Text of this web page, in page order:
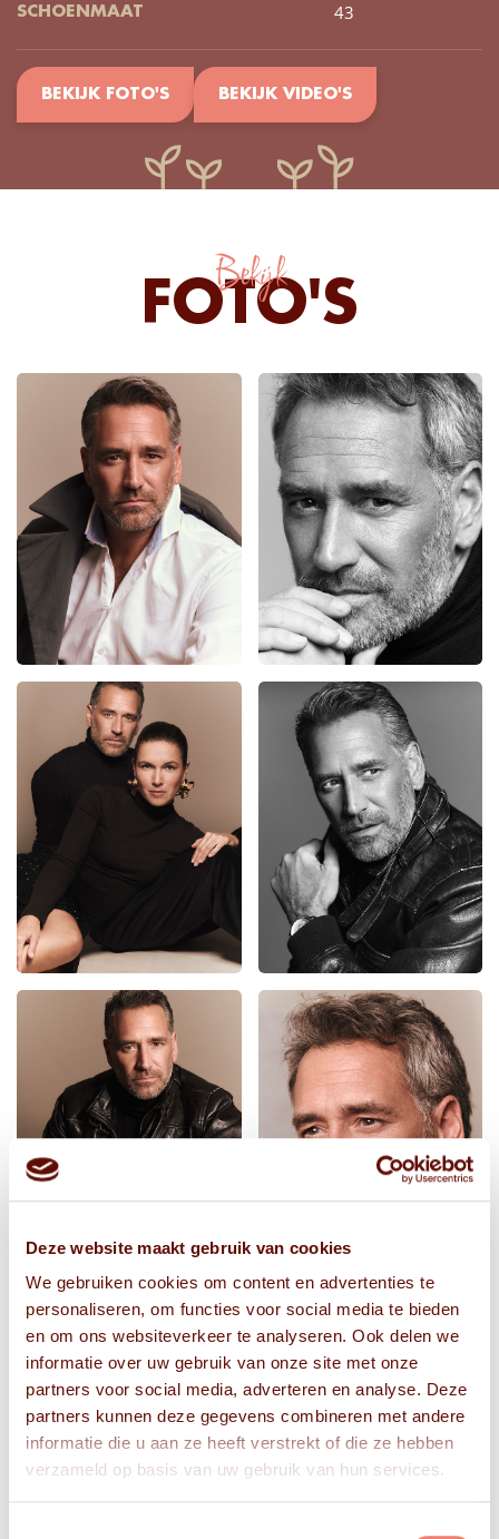
Deze website maakt gebruik van cookies
We gebruiken cookies om content en advertenties te
personaliseren, om functies voor social media te bieden
en om ons websiteverkeer te analyseren. Ook delen we
informatie over uw gebruik van onze site met onze
partners voor social media, adverteren en analyse. Deze
partners kunnen deze gegevens combineren met andere
informatie die u aan ze heeft verstrekt of die ze hebben
verzameld op basis van uw gebruik van hun services.
SCHOENMAAT 43
BEKIJK FOTO'S BEKIJK VIDEO'S
Bekijk
FOTO'S